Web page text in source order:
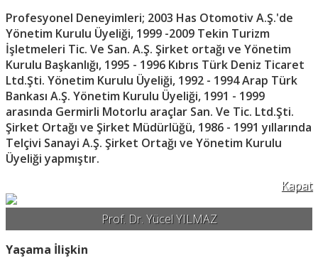
Profesyonel Deneyimleri; 2003 Has Otomotiv A.Ş.'de
Yönetim Kurulu Üyeliği, 1999 -2009 Tekin Turizm
İşletmeleri Tic. Ve San. A.Ş. Şirket ortağı ve Yönetim
Kurulu Başkanlığı, 1995 - 1996 Kıbrıs Türk Deniz Ticaret
Ltd.Şti. Yönetim Kurulu Üyeliği, 1992 - 1994 Arap Türk
Bankası A.Ş. Yönetim Kurulu Üyeliği, 1991 - 1999
arasında Germirli Motorlu araçlar San. Ve Tic. Ltd.Şti.
Şirket Ortağı ve Şirket Müdürlüğü, 1986 - 1991 yıllarında
Telçivi Sanayi A.Ş. Şirket Ortağı ve Yönetim Kurulu
Üyeliği yapmıştır.
Kapat
Prof. Dr. Yücel YILMAZ
Yaşama İlişkin